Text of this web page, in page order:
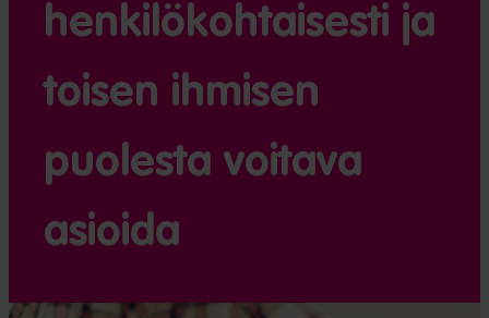
henkilökohtaisesti ja
toisen ihmisen
puolesta voitava
asioida